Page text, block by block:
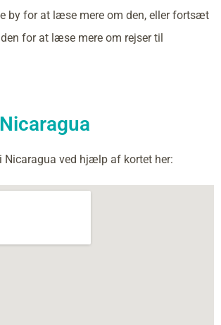
by for at læse mere om den, eller fortsæt
for at læse mere om rejser til
Nicaragua ved hjælp af kortet her: